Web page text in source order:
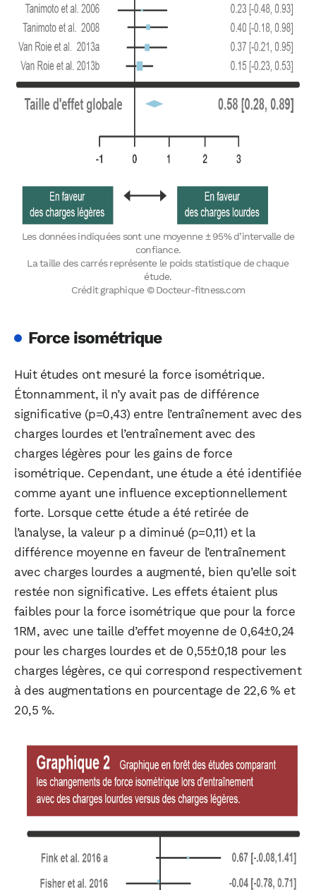
Les données indiquées sont une moyenne ± 95% d’intervalle de
confiance.
La taille des carrés représente le poids statistique de chaque
étude.
Crédit graphique © Docteur-fitness.com
Force isométrique
Huit études ont mesuré la force isométrique.
Étonnamment, il n’y avait pas de différence
significative (p=0,43) entre l’entraînement avec des
charges lourdes et l’entraînement avec des
charges légères pour les gains de force
isométrique. Cependant, une étude a été identifiée
comme ayant une influence exceptionnellement
forte. Lorsque cette étude a été retirée de
l’analyse, la valeur p a diminué (p=0,11) et la
différence moyenne en faveur de l’entraînement
avec charges lourdes a augmenté, bien qu’elle soit
restée non significative. Les effets étaient plus
faibles pour la force isométrique que pour la force
1RM, avec une taille d’effet moyenne de 0,64±0,24
pour les charges lourdes et de 0,55±0,18 pour les
charges légères, ce qui correspond respectivement
à des augmentations en pourcentage de 22,6 % et
20,5 %.